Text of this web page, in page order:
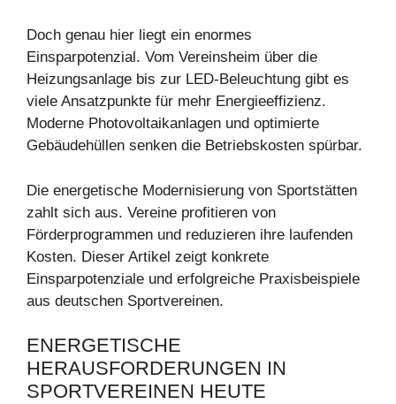
Doch genau hier liegt ein enormes
Einsparpotenzial. Vom Vereinsheim über die
Heizungsanlage bis zur LED-Beleuchtung gibt es
viele Ansatzpunkte für mehr Energieeffizienz.
Moderne Photovoltaikanlagen und optimierte
Gebäudehüllen senken die Betriebskosten spürbar.
Die energetische Modernisierung von Sportstätten
zahlt sich aus. Vereine profitieren von
Förderprogrammen und reduzieren ihre laufenden
Kosten. Dieser Artikel zeigt konkrete
Einsparpotenziale und erfolgreiche Praxisbeispiele
aus deutschen Sportvereinen.
ENERGETISCHE
HERAUSFORDERUNGEN IN
SPORTVEREINEN HEUTE